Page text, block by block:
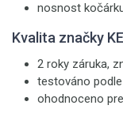
nosnost
Kvalita značky
2 roky záruka,
testováno
ohodnoceno